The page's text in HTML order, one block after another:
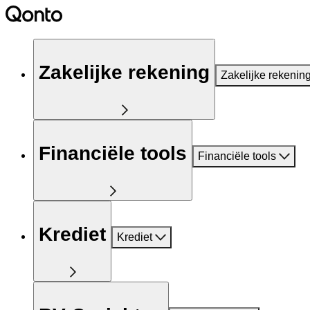
Zakelijke rekening Zakelijke
Financiële tools Financiële tools
Krediet Krediet